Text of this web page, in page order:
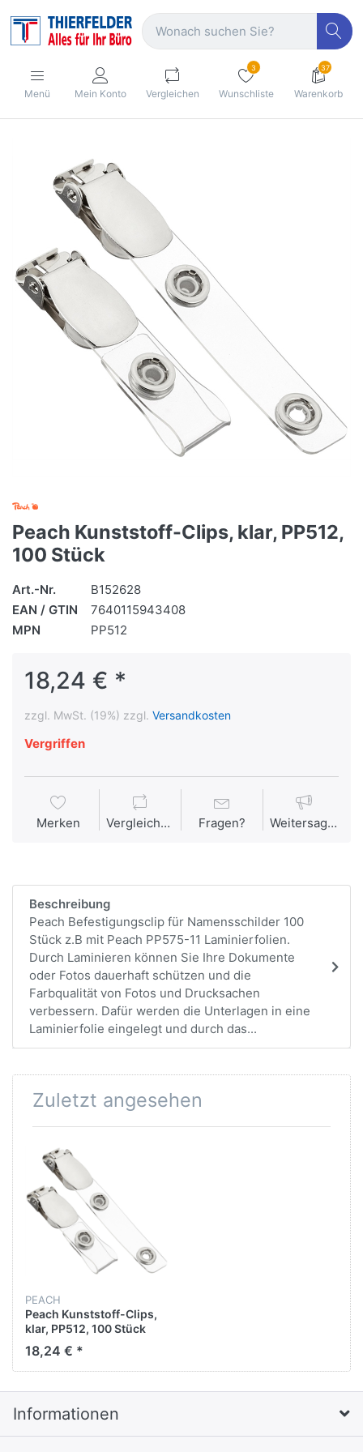
Menü Mein Konto Vergleichen
3
Wunschliste
37
Warenkorb
Peach Kunststoff-Clips, klar, PP512,
100 Stück
Art.-Nr.
B152628
EAN / GTIN
7640115943408
MPN
PP512
18,24 € *
zzgl. MwSt. (19%) zzgl. Versandkosten
Vergriffen
Merken Vergleichen Fragen? Weitersagen
Beschreibung
Peach Befestigungsclip für Namensschilder 100
Stück z.B mit Peach PP575-11 Laminierfolien.
Durch Laminieren können Sie Ihre Dokumente
oder Fotos dauerhaft schützen und die
Farbqualität von Fotos und Drucksachen
verbessern. Dafür werden die Unterlagen in eine
Laminierfolie eingelegt und durch das...
Zuletzt angesehen
PEACH
Peach Kunststoff-Clips,
klar, PP512, 100 Stück
18,24 € *
Informationen